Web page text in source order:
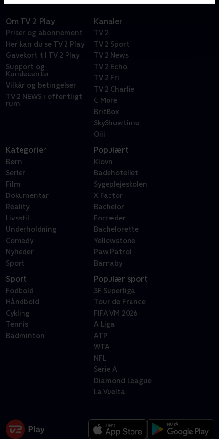
Om TV 2 Play
Priser og abonnement
Her kan du se TV 2 Play
Gavekort til TV 2 Play
Support og
Kundecenter
Vilkår og betingelser
TV 2 NEWS i offentligt
rum
Kanaler
TV 2
TV 2 Sport
TV 2 News
TV 2 Echo
TV 2 Fri
TV 2 Charlie
C More
BritBox
SkyShowtime
Oiii
Kategorier
Børn
Serier
Film
Dokumentar
Reality
Livsstil
Underholdning
Comedy
Nyheder
Sport
Populært
Klovn
Badehotellet
Sygeplejeskolen
X Factor
Bachelor
Forræder
Bachelorette
Yellowstone
Paw Patrol
Barnaby
Sport
Fodbold
Håndbold
Cykling
Tennis
Badminton
Populær sport
3F Superliga
Tour de France
FIFA VM 2026
A Liga
ATP
WTA
NFL
Serie A
Diamond League
La Vuelta